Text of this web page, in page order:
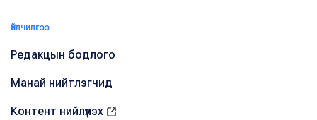
Үйлчилгээ
Редакцын бодлого
Манай нийтлэгчид
Контент нийлүүлэх